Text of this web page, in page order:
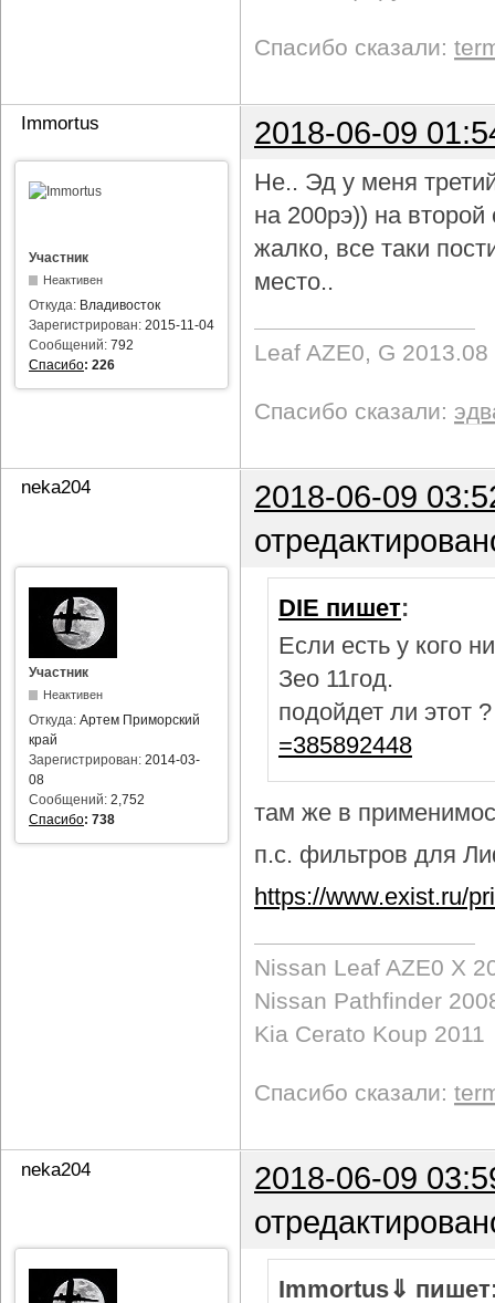
Спасибо сказали:
Immortus 2018-06-09
Участник
Неактивен
Откуда: Владивосток
Зарегистрирован: 2015-11-04
Сообщений: 792
Спасибо: 226
Не.. Эд у меня
на 200рэ)) на
жалко, все таки
место..
Leaf AZE0, G 2013.08
Спасибо сказали:
neka204
2018-06-09
Участник
Неактивен
Откуда: Артем Приморский
край
Зарегистрирован: 2014-03-
08
Сообщений: 2,752
Спасибо: 738
DIE пишет:
Если есть у кого
Зео 11год.
подойдет ли этот
=385892448
там же в
п.с. фильтров для
https://www.exist.ru/
Nissan Leaf AZE0 X
Nissan Pathfinder
Kia Cerato Koup 2011
Спасибо сказали:
neka204
2018-06-09
Immortus⇓